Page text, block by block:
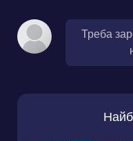
Треба